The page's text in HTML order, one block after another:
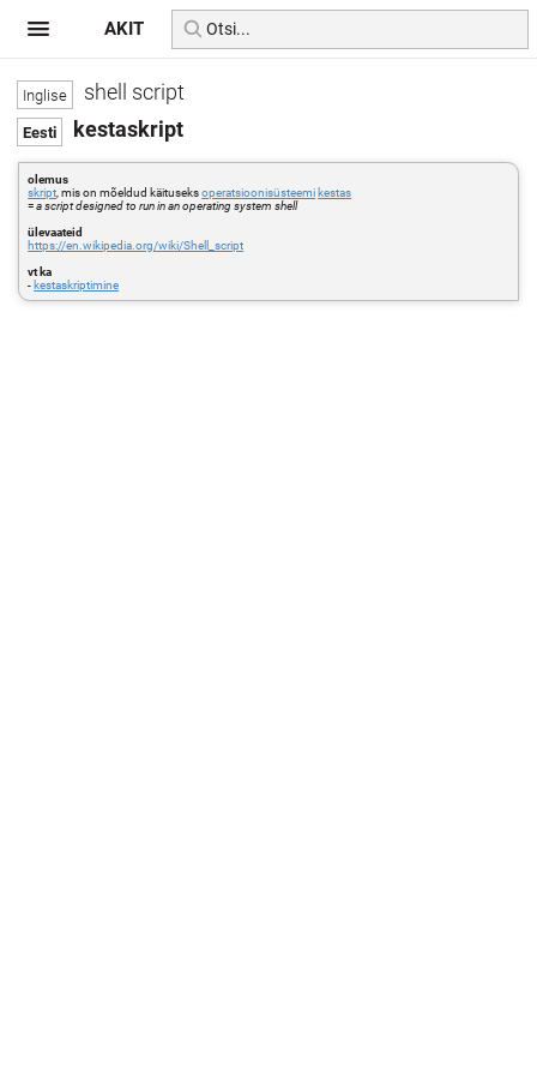
shell script
kestaskript
olemus
skript , mis on mõeldud käituseksoperatsioonisüsteemi kestas
=a script designed to run in an operating system shell
ülevaateid
https://en.wikipedia.org/wiki/Shell_script
vt ka
- kestaskriptimine
AKIT